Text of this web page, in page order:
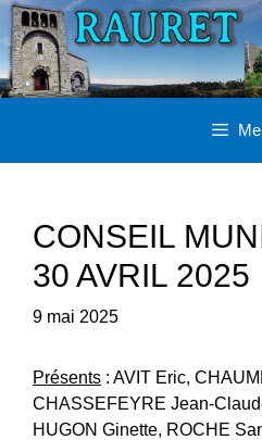
Aller
au
contenu
CONSEIL
30 AVRIL 2025
9 mai 2025
Présents : AVIT Eric,
CHASSEFEYRE Jean-
HUGON Ginette, ROCHE